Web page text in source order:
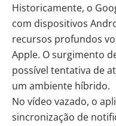
Historicamente, o
com dispositivos
recursos profundos
Apple. O surgimento
possível tentativa de
um ambiente híbrido.
No vídeo vazado, o
sincronização de